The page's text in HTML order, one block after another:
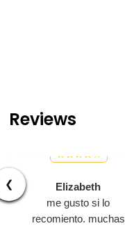
Reviews
❮
Elizabeth
me gusto si lo
recomiento. muchas